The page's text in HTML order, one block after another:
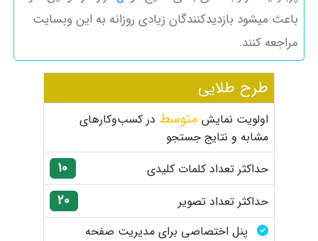
باعث میشود بازدیدکنندگان زیادی روزانه به این وبسایت
مراجعه کنند.
طرح طلایی
اولویت نمایش متوسط در کسب‌وکارهای
مشابه و نتایج جستجو
حداکثر تعداد کلمات کلیدی
10
حداکثر تعداد تصویر 20
پنل اختصاصی برای مدیریت صفحه